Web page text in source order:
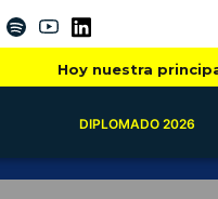
Hoy nuestra
DIPLOMADO 2026